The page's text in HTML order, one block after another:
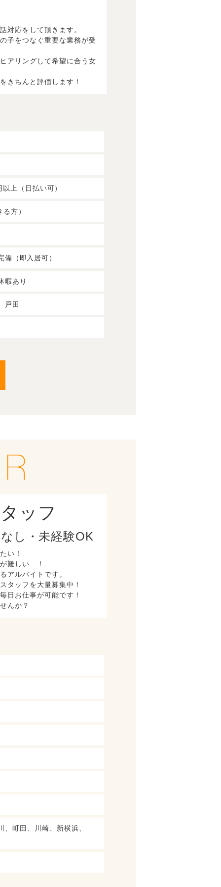
対応をして頂きます。
子をつなぐ重要な業務が受
アリングして希望に合う女
きちんと評価します！
上（日払い可）
方）
（即入居可）
暇あり
戸田
ッフ
し・未経験OK
い！
難しい…！
アルバイトです。
タッフを大量募集中！
日お仕事が可能です！
んか？
町田、川崎、新横浜、